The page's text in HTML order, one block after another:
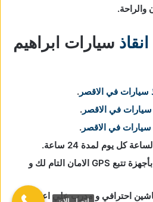
والراحة.
سيارات ابراهيم
في الاقصر .
في الاقصر .
في الاقصر .
كل يوم لمدة 24 ساعة.
مزود بأجهزة تتبع GPS الامان التام لك و
احترافي و مدرب علي اعلي